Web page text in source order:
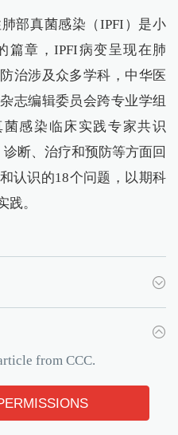
部真菌感染（IPFI）是小
篇章，IPFI病变呈现在肺
治涉及众多学科，中华医
志编辑委员会跨专业学组
感染临床实践专家共识
诊断、治疗和预防等方面回
认识的18个问题，以期科
践。
from CCC.